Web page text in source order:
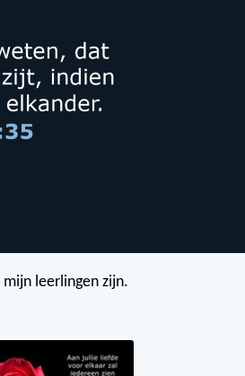
leerlingen zijn.